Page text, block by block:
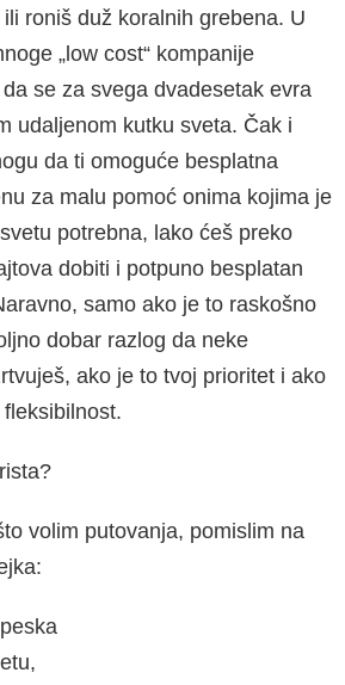
roniš duž koralnih grebena. U
„low cost“ kompanije
se za svega dvadesetak evra
udaljenom kutku sveta. Čak i
da ti omoguće besplatna
za malu pomoć onima kojima je
potrebna, lako ćeš preko
dobiti i potpuno besplatan
samo ako je to raskošno
dobar razlog da neke
ako je to tvoj prioritet i ako
volim putovanja, pomislim na